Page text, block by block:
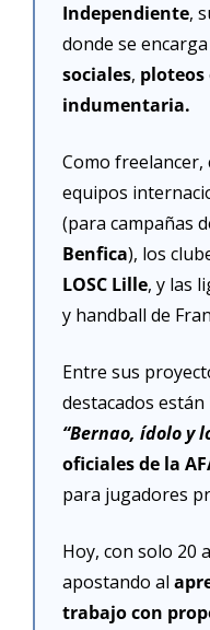
Independiente,
donde se
sociales, ploteos
indumentaria.
Como freelancer,
equipos
(para campañas
Benfica), los
LOSC Lille, y las
y handball de
Entre sus
“Bernao, ídolo y
oficiales de la
para jugadores
Hoy, con solo 20
apostando al
trabajo con